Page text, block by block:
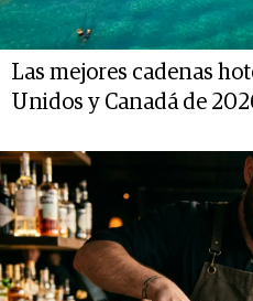
Las mejores cadenas
Unidos y Canadá de